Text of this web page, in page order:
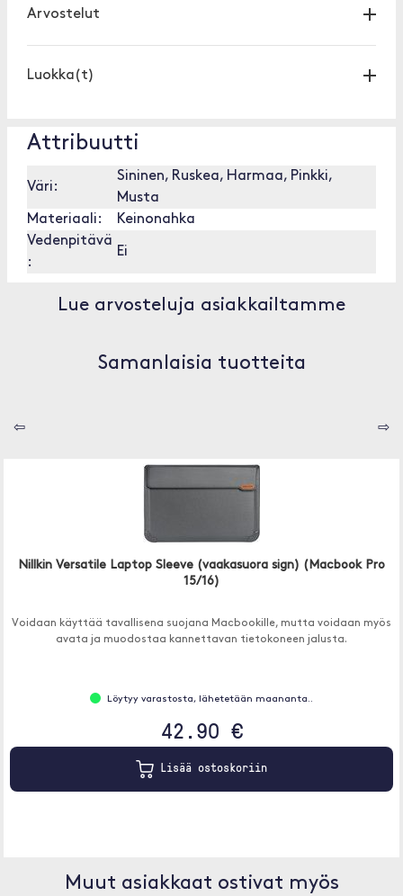
Arvostelut
Luokka(t)
Attribuutti
Väri:
Sininen, Ruskea, Harmaa, Pinkki,
Musta
Materiaali:
Keinonahka
Vedenpitävä
:
Ei
Lue arvosteluja asiakkailtamme
Samanlaisia tuotteita
⇦ ⇨
Nillkin Versatile Laptop Sleeve (vaakasuora sign) (Macbook Pro
15/16)
Voidaan käyttää tavallisena suojana Macbookille, mutta voidaan myös
avata ja muodostaa kannettavan tietokoneen jalusta.
Löytyy varastosta, lähetetään maananta..
42.90 €
Lisää ostoskoriin
Muut asiakkaat ostivat myös